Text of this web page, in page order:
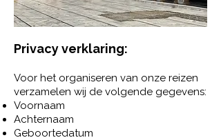
Privacy verklaring:​
Voor het organiseren van onze reizen
verzamelen wij de volgende gegevens:
Voornaam
Achternaam
Geboortedatum